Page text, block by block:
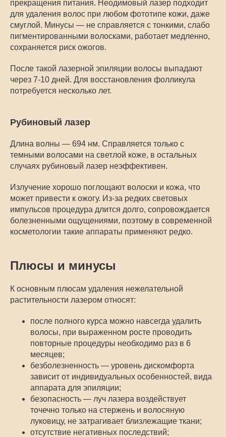
прекращения питания. Неодимовый лазер подходит
для удаления волос при любом фототипе кожи, даже
смуглой. Минусы — не справляется с тонкими, слабо
пигментированными волосками, работает медленно,
сохраняется риск ожогов.
После такой лазерной эпиляции волосы выпадают
через 7-10 дней. Для восстановления фолликула
потребуется несколько лет.
Рубиновый лазер
Длина волны — 694 нм. Справляется только с
темными волосами на светлой коже, в остальных
случаях рубиновый лазер неэффективен.
Излучение хорошо поглощают волоски и кожа, что
может привести к ожогу. Из-за редких световых
импульсов процедура длится долго, сопровождается
болезненными ощущениями, поэтому в современной
косметологии такие аппараты применяют редко.
Плюсы и минусы
К основным плюсам удаления нежелательной
растительности лазером относят:
после полного курса можно навсегда удалить
волосы, при выраженном росте проводить
повторные процедуры необходимо раз в 6
месяцев;
безболезненность — уровень дискомфорта
зависит от индивидуальных особенностей, вида
аппарата для эпиляции;
безопасность — луч лазера воздействует
точечно только на стержень и волосяную
луковицу, не затрагивает близлежащие ткани;
отсутствие негативных последствий;